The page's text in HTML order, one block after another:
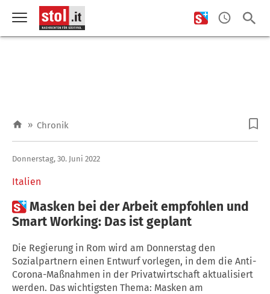
» Chronik
Italien
Donnerstag, 30. Juni 2022
Masken bei der Arbeit empfohlen und
Smart Working: Das ist geplant
Die Regierung in Rom wird am Donnerstag den
Sozialpartnern einen Entwurf vorlegen, in dem die Anti-
Corona-Maßnahmen in der Privatwirtschaft aktualisiert
werden. Das wichtigsten Thema: Masken am